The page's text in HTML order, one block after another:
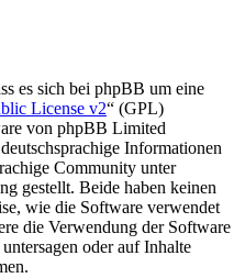
es sich bei phpBB um eine
License v2“ (GPL)
von phpBB Limited
Informationen
Community unter
gestellt. Beide haben keinen
wie die Software verwendet
die Verwendung der Software
oder auf Inhalte